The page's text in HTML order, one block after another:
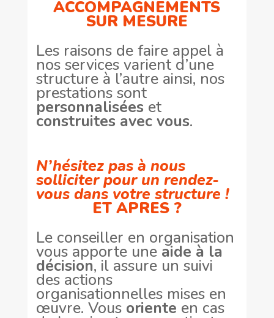
ACCOMPAGNEMENTS
SUR MESURE
Les raisons de faire appel à
nos services varient d’une
structure à l’autre ainsi, nos
prestations sont
personnalisées et
construites avec vous.
N’hésitez pas à nous
solliciter pour un rendez-
vous dans votre structure !
ET APRES ?
Le conseiller en organisation
vous apporte une aide à la
décision, il assure un suivi
des actions
organisationnelles mises en
œuvre. Vous oriente en cas